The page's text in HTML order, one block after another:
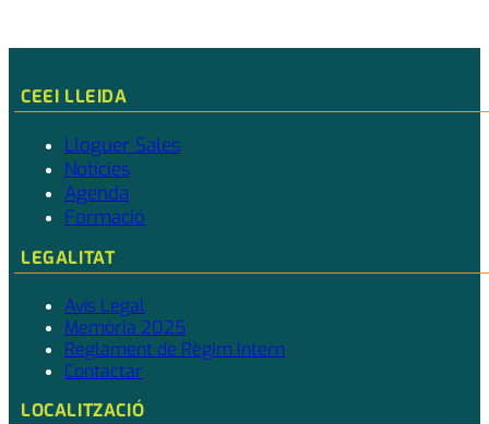
CEEI LLEIDA
Lloguer Sales
Notícies
Agenda
Formació
LEGALITAT
Avís Legal
Memòria 2025
Reglament de Règim Intern
Contactar
LOCALITZACIÓ